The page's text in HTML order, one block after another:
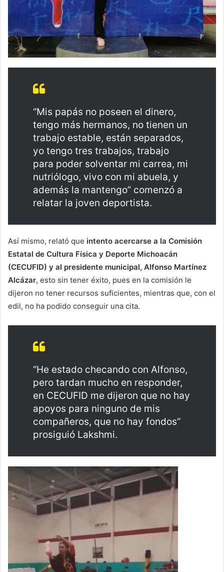
“Mis papás no poseen el dinero,
tengo más hermanos, no tienen un
trabajo estable, están separados,
yo tengo tres trabajos, trabajo
para poder solventar mi carrea, mi
nutriólogo, vivo con mi abuela, y
además la mantengo” comenzó a
relatar la joven deportista.
Así mismo, relató que intento acercarse a la Comisión
Estatal de Cultura Física y Deporte Michoacán
(CECUFID) y al presidente municipal, Alfonso Martínez
Alcázar, esto sin tener éxito, pues en la comisión le
dijeron no tener recursos suficientes, mientras que, con el
edil, no ha podido conseguir una cita.
“He estado checando con Alfonso,
pero tardan mucho en responder,
en CECUFID me dijeron que no hay
apoyos para ninguno de mis
compañeros, que no hay fondos”
prosiguió Lakshmi.